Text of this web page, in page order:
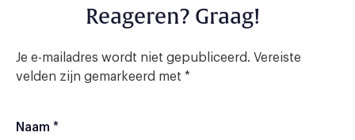
Reageren? Graag!
Je e-mailadres wordt niet gepubliceerd. Vereiste
velden zijn gemarkeerd met *
Naam *